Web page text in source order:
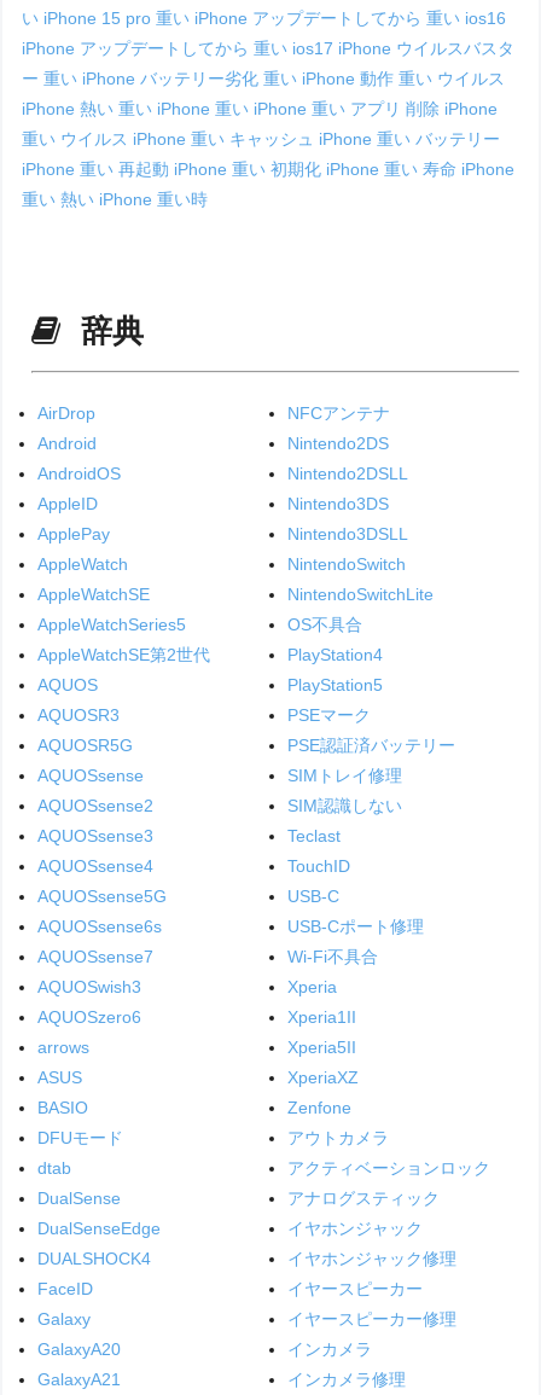
い iPhone 15 pro 重い iPhone アップデートしてから 重い ios16
iPhone アップデートしてから 重い ios17 iPhone ウイルスバスタ
ー 重い iPhone バッテリー劣化 重い iPhone 動作 重い ウイルス
iPhone 熱い 重い iPhone 重い iPhone 重い アプリ 削除 iPhone
重い ウイルス iPhone 重い キャッシュ iPhone 重い バッテリー
iPhone 重い 再起動 iPhone 重い 初期化 iPhone 重い 寿命 iPhone
重い 熱い iPhone 重い時
辞典
AirDrop
Android
AndroidOS
AppleID
ApplePay
AppleWatch
AppleWatchSE
AppleWatchSeries5
AppleWatchSE第2世代
AQUOS
AQUOSR3
AQUOSR5G
AQUOSsense
AQUOSsense2
AQUOSsense3
AQUOSsense4
AQUOSsense5G
AQUOSsense6s
AQUOSsense7
AQUOSwish3
AQUOSzero6
arrows
ASUS
BASIO
DFUモード
dtab
DualSense
DualSenseEdge
DUALSHOCK4
FaceID
Galaxy
GalaxyA20
GalaxyA21
NFCアンテナ
Nintendo2DS
Nintendo2DSLL
Nintendo3DS
Nintendo3DSLL
NintendoSwitch
NintendoSwitchLite
OS不具合
PlayStation4
PlayStation5
PSEマーク
PSE認証済バッテリー
SIMトレイ修理
SIM認識しない
Teclast
TouchID
USB-C
USB-Cポート修理
Wi-Fi不具合
Xperia
Xperia1II
Xperia5II
XperiaXZ
Zenfone
アウトカメラ
アクティベーションロック
アナログスティック
イヤホンジャック
イヤホンジャック修理
イヤースピーカー
イヤースピーカー修理
インカメラ
インカメラ修理